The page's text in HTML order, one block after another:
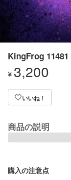
KingFrog 11481
¥ 3,200
いいね！
商品の説明
購入の注意点